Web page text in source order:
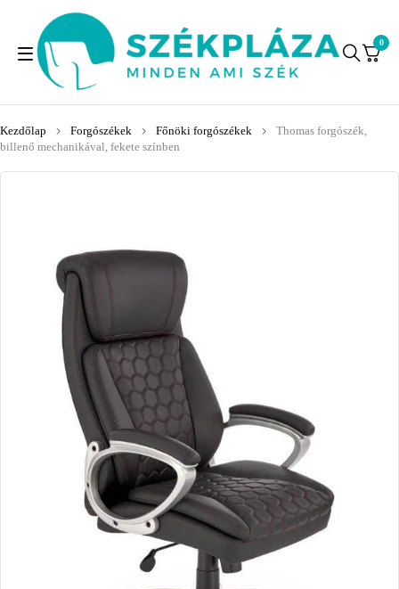
0
Kezdőlap Forgószékek Főnöki forgószékek
Thomas forgószék,
billenő mechanikával, fekete színben